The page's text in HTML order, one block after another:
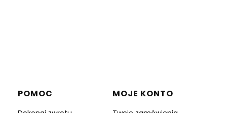
POMOC MOJE KONTO